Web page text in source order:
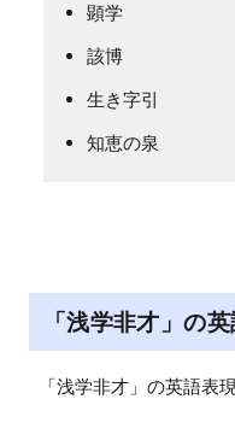
顕学
該博
生き字引
知恵の泉
「浅学非才」の
「浅学非才」の英語表